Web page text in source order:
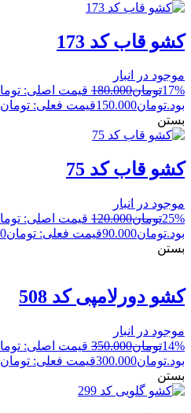
کشو قاب کد 173
موجود در انبار
17%تومان180.000
بود.تومان150.000قیمت فعلی: تومان150.000.
بستن
کشو قاب کد 75
موجود در انبار
25%تومان120.000
بود.تومان90.000قیمت فعلی: تومان90.000.
بستن
کشو دورلامپی کد 508
موجود در انبار
14%تومان350.000
بود.تومان300.000قیمت فعلی: تومان300.000.
بستن